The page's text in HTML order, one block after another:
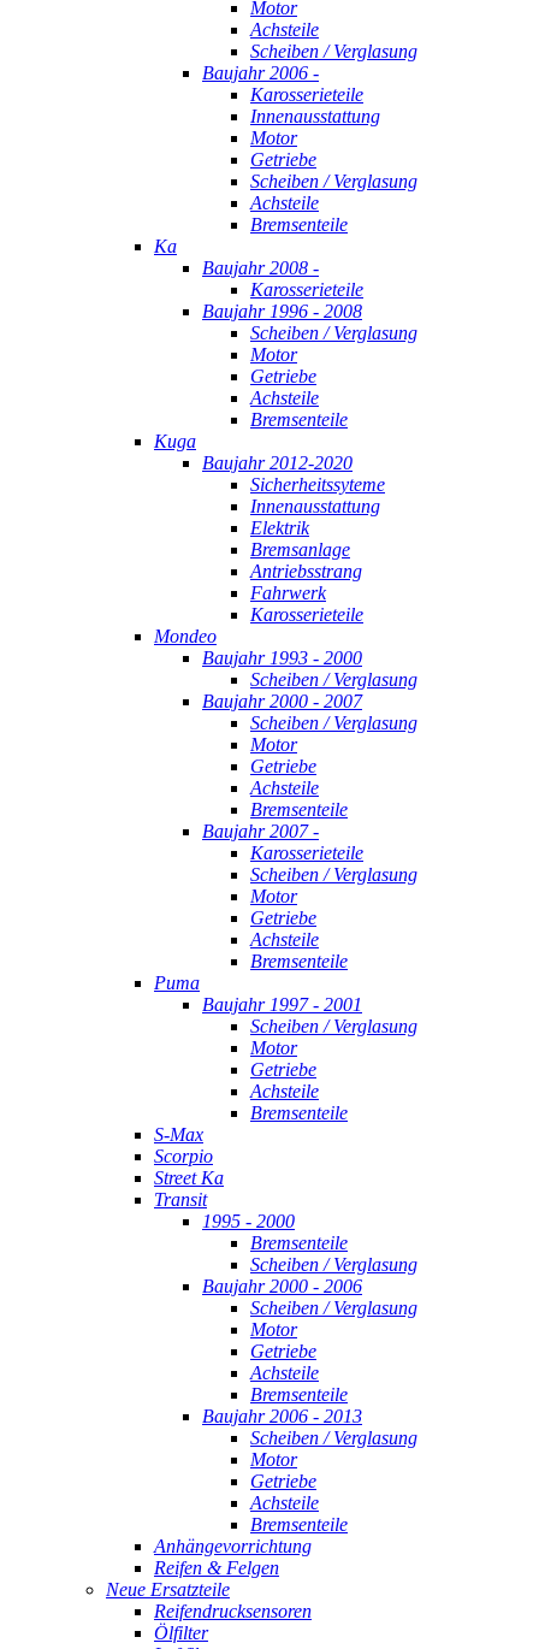
Motor
Achsteile
Scheiben / Verglasung
Baujahr 2006 -
Karosserieteile
Innenausstattung
Motor
Getriebe
Scheiben / Verglasung
Achsteile
Bremsenteile
Ka
Baujahr 2008 -
Karosserieteile
Baujahr 1996 - 2008
Scheiben / Verglasung
Motor
Getriebe
Achsteile
Bremsenteile
Kuga
Baujahr 2012-2020
Sicherheitssyteme
Innenausstattung
Elektrik
Bremsanlage
Antriebsstrang
Fahrwerk
Karosserieteile
Mondeo
Baujahr 1993 - 2000
Scheiben / Verglasung
Baujahr 2000 - 2007
Scheiben / Verglasung
Motor
Getriebe
Achsteile
Bremsenteile
Baujahr 2007 -
Karosserieteile
Scheiben / Verglasung
Motor
Getriebe
Achsteile
Bremsenteile
Puma
Baujahr 1997 - 2001
Scheiben / Verglasung
Motor
Getriebe
Achsteile
Bremsenteile
S-Max
Scorpio
Street Ka
Transit
1995 - 2000
Bremsenteile
Scheiben / Verglasung
Baujahr 2000 - 2006
Scheiben / Verglasung
Motor
Getriebe
Achsteile
Bremsenteile
Baujahr 2006 - 2013
Scheiben / Verglasung
Motor
Getriebe
Achsteile
Bremsenteile
Anhängevorrichtung
Reifen & Felgen
Neue Ersatzteile
Reifendrucksensoren
Ölfilter